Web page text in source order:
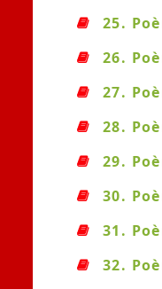
25.
26.
27.
28.
29.
30.
31.
32.